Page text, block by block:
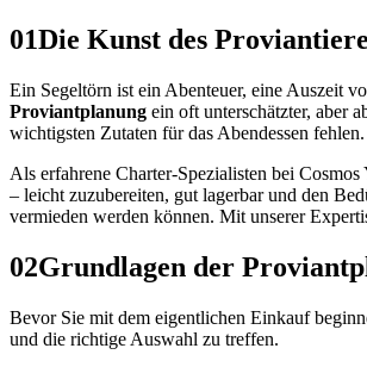
01Die Kunst des
Ein Segeltörn ist ein Abenteuer, eine Auszeit
Proviantplanung ein oft unterschätzter, aber
wichtigsten Zutaten für das Abendessen
Als erfahrene Charter-Spezialisten bei
– leicht zuzubereiten, gut lagerbar und den
vermieden werden können. Mit unserer
02Grundlagen der
Bevor Sie mit dem eigentlichen Einkauf
und die richtige Auswahl zu treffen.